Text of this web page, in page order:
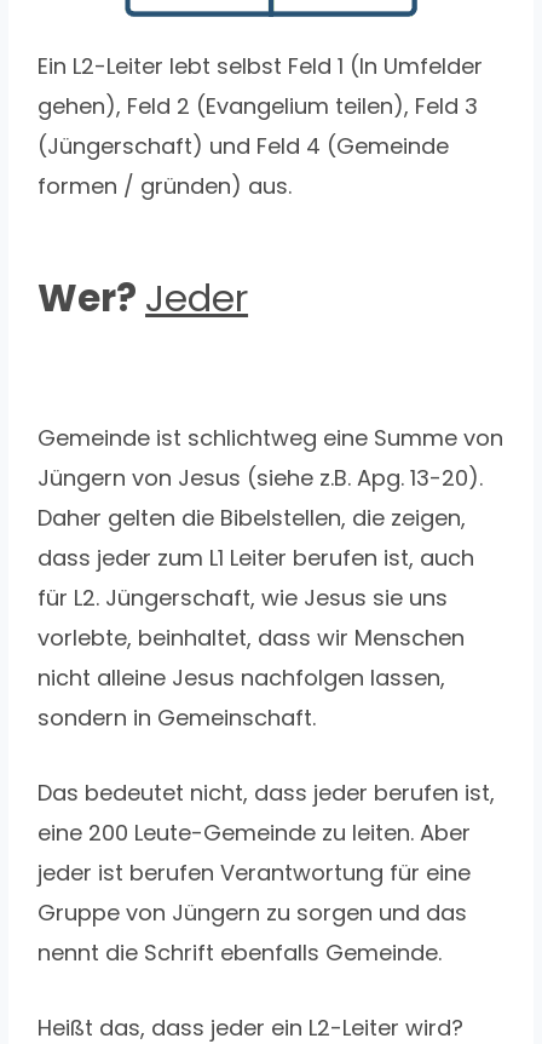
Ein L2-Leiter lebt selbst Feld 1 (In Umfelder
gehen), Feld 2 (Evangelium teilen), Feld 3
(Jüngerschaft) und Feld 4 (Gemeinde
formen / gründen) aus.
Wer? Jeder
Gemeinde ist schlichtweg eine Summe von
Jüngern von Jesus (siehe z.B. Apg. 13-20).
Daher gelten die Bibelstellen, die zeigen,
dass jeder zum L1 Leiter berufen ist, auch
für L2. Jüngerschaft, wie Jesus sie uns
vorlebte, beinhaltet, dass wir Menschen
nicht alleine Jesus nachfolgen lassen,
sondern in Gemeinschaft.
Das bedeutet nicht, dass jeder berufen ist,
eine 200 Leute-Gemeinde zu leiten. Aber
jeder ist berufen Verantwortung für eine
Gruppe von Jüngern zu sorgen und das
nennt die Schrift ebenfalls Gemeinde.
Heißt das, dass jeder ein L2-Leiter wird?